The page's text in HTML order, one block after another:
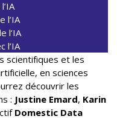
l’IA
l’IA
l’IA
scientifiques et les
en sciences
découvrir les
: Justine Emard, Karin
Domestic Data